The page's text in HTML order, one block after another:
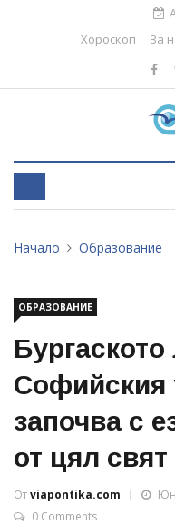
Хороскоп
За
Начало Образование
ОБРАЗОВАНИЕ
Софийския
започва с
от цял свят
Отviapontika.com
0 Comments